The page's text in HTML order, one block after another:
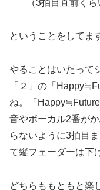
（3拍目直前くら
ということをしてま
やることはいたって
「２」の「
ね。「
音やボーカル2番が
らないように3拍目
て縦フェーダーは下
どちらももともと楽